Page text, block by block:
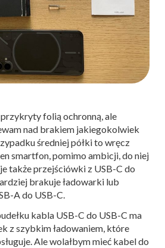
folią ochronną, ale
nad brakiem jakiegokolwiek
średniej półki to wręcz
smartfon, pomimo ambicji, do niej
także przejściówki z USB-C do
brakuje ładowarki lub
A do USB-C.
kabla USB-C do USB-C ma
z szybkim ładowaniem, które
Ale wolałbym mieć kabel do